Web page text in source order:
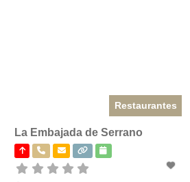
Restaurantes
La Embajada de Serrano